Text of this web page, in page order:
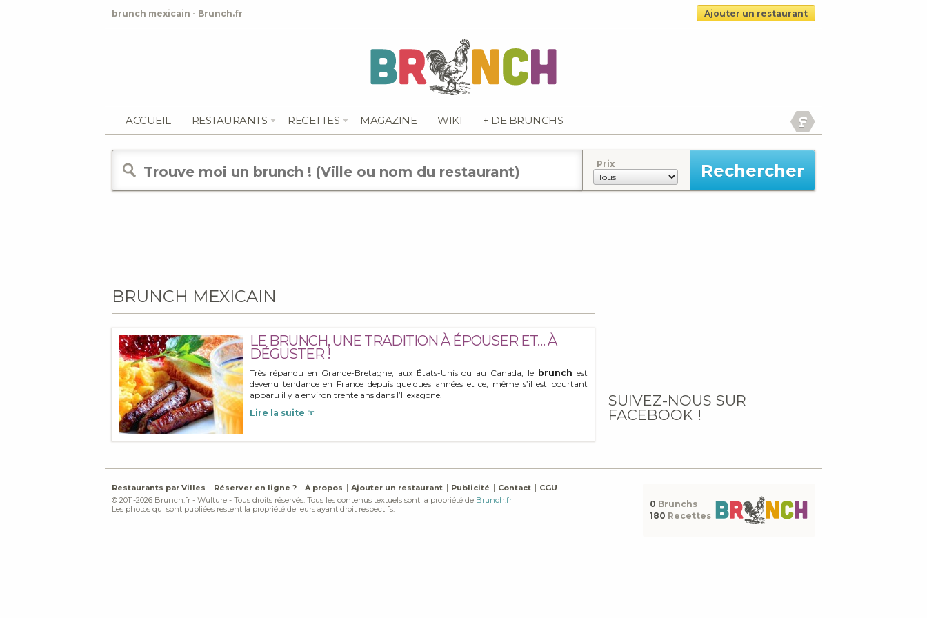
brunch mexicain - Brunch.fr Ajouter un restaurant
ACCUEIL RESTAURANTS RECETTES MAGAZINE WIKI + DE BRUNCHS
Prix
BRUNCH MEXICAIN
LE BRUNCH, UNE TRADITION À ÉPOUSER ET… À
DÉGUSTER !
Très répandu en Grande-Bretagne, aux États-Unis ou au Canada, le brunch est
devenu tendance en France depuis quelques années et ce, même s’il est pourtant
apparu il y a environ trente ans dans l’Hexagone.
Lire la suite ☞
SUIVEZ-NOUS SUR
FACEBOOK !
Restaurants par Villes Réserver en ligne ? À propos Ajouter un restaurant Publicité Contact
CGU
© 2011-2026 Brunch.fr - Wulture - Tous droits réservés. Tous les contenus textuels sont la propriété de Brunch.fr
Les photos qui sont publiées restent la propriété de leurs ayant droit respectifs.
0 Brunchs
180 Recettes